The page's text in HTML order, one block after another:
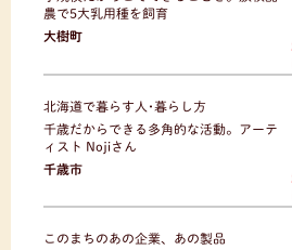
農で5大乳用種を飼育
大樹町
北海道で暮らす人･暮らし方
千歳だからできる多角的な活動。アーテ
ィスト Nojiさん
千歳市
このまちのあの企業、あの製品